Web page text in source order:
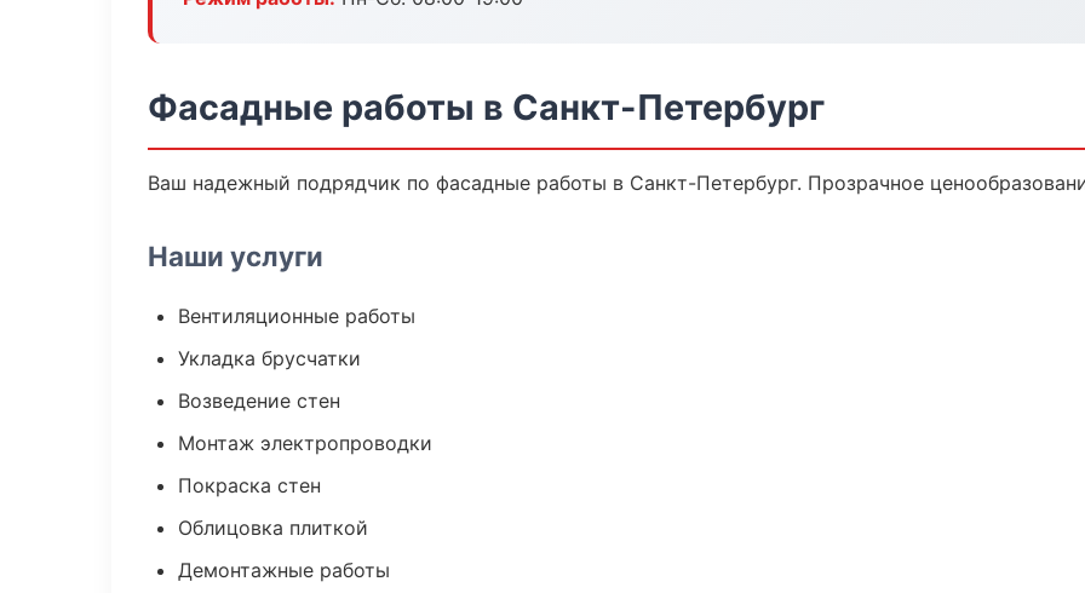
Фасадные работы в Санкт-Петербург
Ваш надежный подрядчик по фасадные работы в Санкт-Петербург. Прозрачное
Наши услуги
Вентиляционные работы
Укладка брусчатки
Возведение стен
Монтаж электропроводки
Покраска стен
Облицовка плиткой
Демонтажные работы